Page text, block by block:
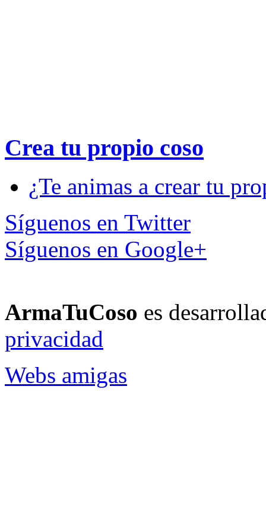
Crea tu propio coso
¿Te animas a crear tu
Síguenos en Twitter
Síguenos en Google+
ArmaTuCoso es
privacidad
Webs amigas